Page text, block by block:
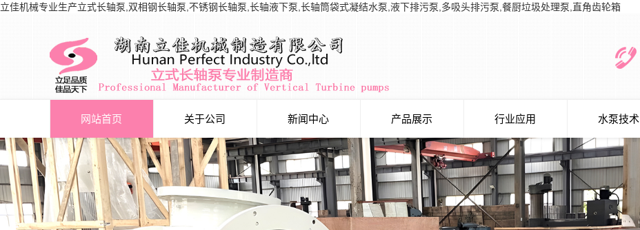
立佳机械专业生产立式长轴泵,双相钢长轴泵,不锈钢长轴泵,长轴液下泵,长轴筒袋式凝结水泵,液下排污泵,多吸头排污泵,餐厨垃圾处理泵,直角齿轮箱
网站首页 关于公司 新闻中心 产品展示 行业应用 水泵技术